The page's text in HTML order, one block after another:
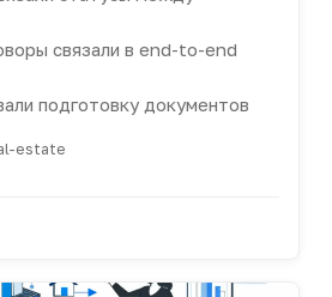
связали в end-to-end
подготовку документов
estate